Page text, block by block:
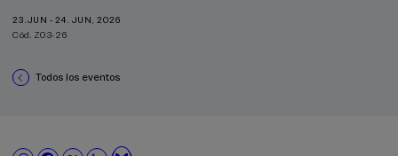
23.JUN - 24. JUN, 2026
Cód. Z03-26
Todos los eventos